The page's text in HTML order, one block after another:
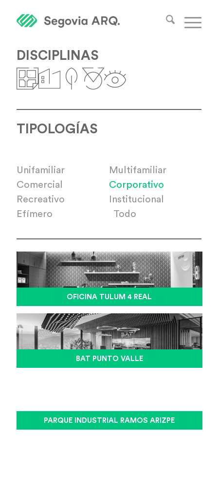
DISCIPLINAS
TIPOLOGÍAS
Todo
Unifamiliar
Multifamiliar
Comercial
Corporativo
Recreativo
Institucional
Efímero
OFICINA TULUM 4 REAL
BAT PUNTO VALLE
PARQUE INDUSTRIAL RAMOS ARIZPE